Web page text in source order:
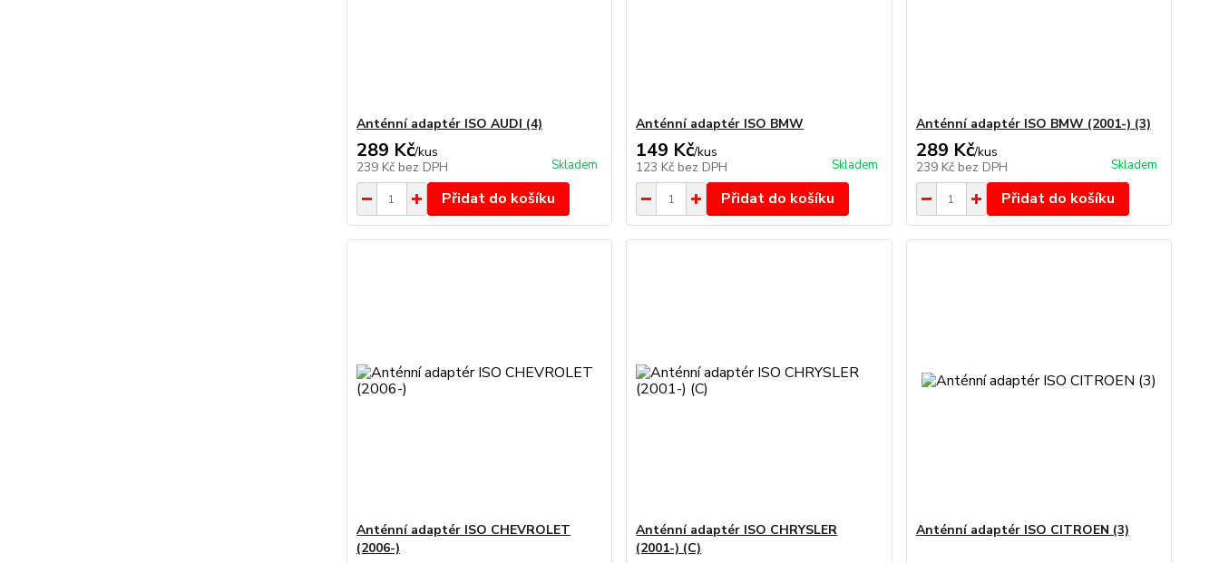
Anténní adaptér ISO AUDI (4)
289 Kč/kus
239 Kč bez DPH Skladem
Přidat do košíku
Anténní adaptér ISO BMW
149 Kč/kus
123 Kč bez DPH Skladem
Přidat do košíku
Anténní adaptér ISO BMW (2001-) (3)
289 Kč/kus
239 Kč bez DPH Skladem
Přidat do košíku
Anténní adaptér ISO CHEVROLET
(2006-)
Anténní adaptér ISO CHRYSLER
(2001-) (C)
Anténní adaptér ISO CITROEN (3)